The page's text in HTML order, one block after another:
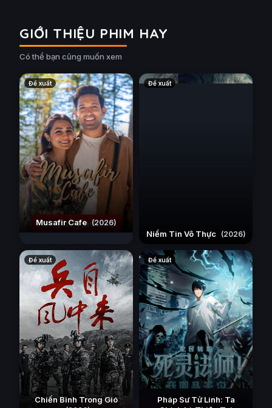
GIỚI THIỆU PHIM HAY
Có thể bạn cũng muốn xem
Đề xuất
Musafir Cafe (2026)
Đề xuất
Niềm Tin Vô Thực (2026)
Đề xuất
Chiến Binh Trong Gió
Đề xuất
Pháp Sư Tử Linh: Ta